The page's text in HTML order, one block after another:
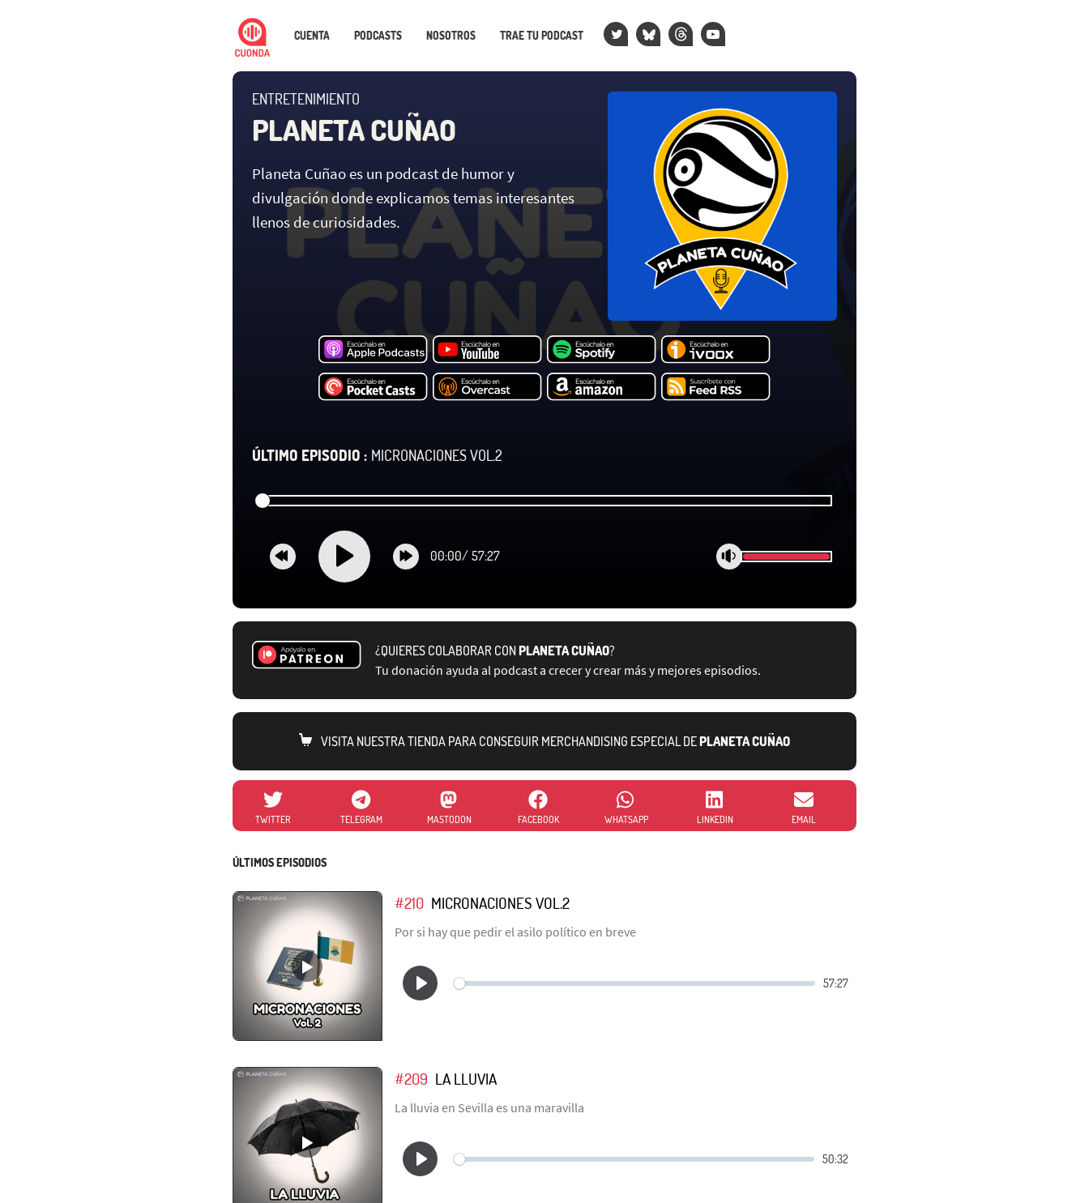
CUENTA PODCASTS NOSOTROS TRAE TU PODCAST
ENTRETENIMIENTO
PLANETA CUÑAO
Planeta Cuñao es un podcast de humor y
divulgación donde explicamos temas interesantes
llenos de curiosidades.
ÚLTIMO EPISODIO : MICRONACIONES VOL.2
00:00/ 57:27
¿QUIERES COLABORAR CONPLANETA CUÑAO?
Tu donación ayuda al podcast a crecer y crear más y mejores episodios.
VISITA NUESTRA TIENDA PARA CONSEGUIR MERCHANDISING ESPECIAL DEPLANETA CUÑAO
TWITTER TELEGRAM MASTODON FACEBOOK WHATSAPP LINKEDIN EMAIL
ÚLTIMOS EPISODIOS
#210 MICRONACIONES VOL.2
Por si hay que pedir el asilo político en breve
#209 LA LLUVIA
La lluvia en Sevilla es una maravilla